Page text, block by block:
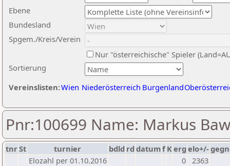
Ebene
Sortierung
Bundesland
Spgem./Kreis/Verein
Nur "österreichische" Spieler
Vereinslisten:Wien Niederösterreich Burgenland
Pnr:100699 Name: Markus
tnrSt turnier bdld rd datumf Kerg elo+/-
Elozahl per 01.10.2016
0 2363